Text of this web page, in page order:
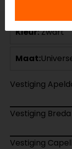
Kleur:Zwart
Maat:
Vestiging
Vestiging Breda
Vestiging